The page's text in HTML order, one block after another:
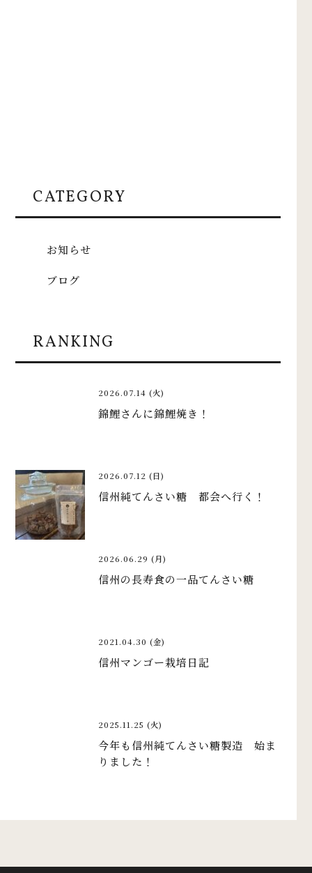
CATEGORY
お知らせ
ブログ
RANKING
2026.07.14 (火)
錦鯉さんに錦鯉焼き！
2026.07.12 (日)
信州純てんさい糖 都会へ行く！
2026.06.29 (月)
信州の長寿食の一品てんさい糖
2021.04.30 (金)
信州マンゴー栽培日記
2025.11.25 (火)
今年も信州純てんさい糖製造 始ま
りました！